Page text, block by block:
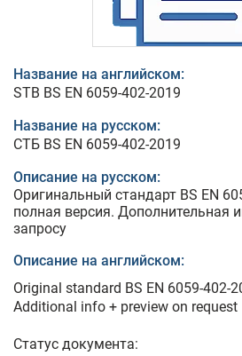
Название на английском:
STB BS EN 6059-402-2019
Название на русском:
СТБ BS EN 6059-402-2019
Описание на русском:
Оригинальный стандарт BS EN
полная версия. Дополнительная
запросу
Описание на английском:
Original standard BS EN 6059-402-
Additional info + preview on request
Статус документа: